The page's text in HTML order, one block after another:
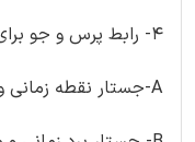
4- رابط پرس و جو برای شاخص ST-Hash
A-جستار نقطه زمانی و مکانی